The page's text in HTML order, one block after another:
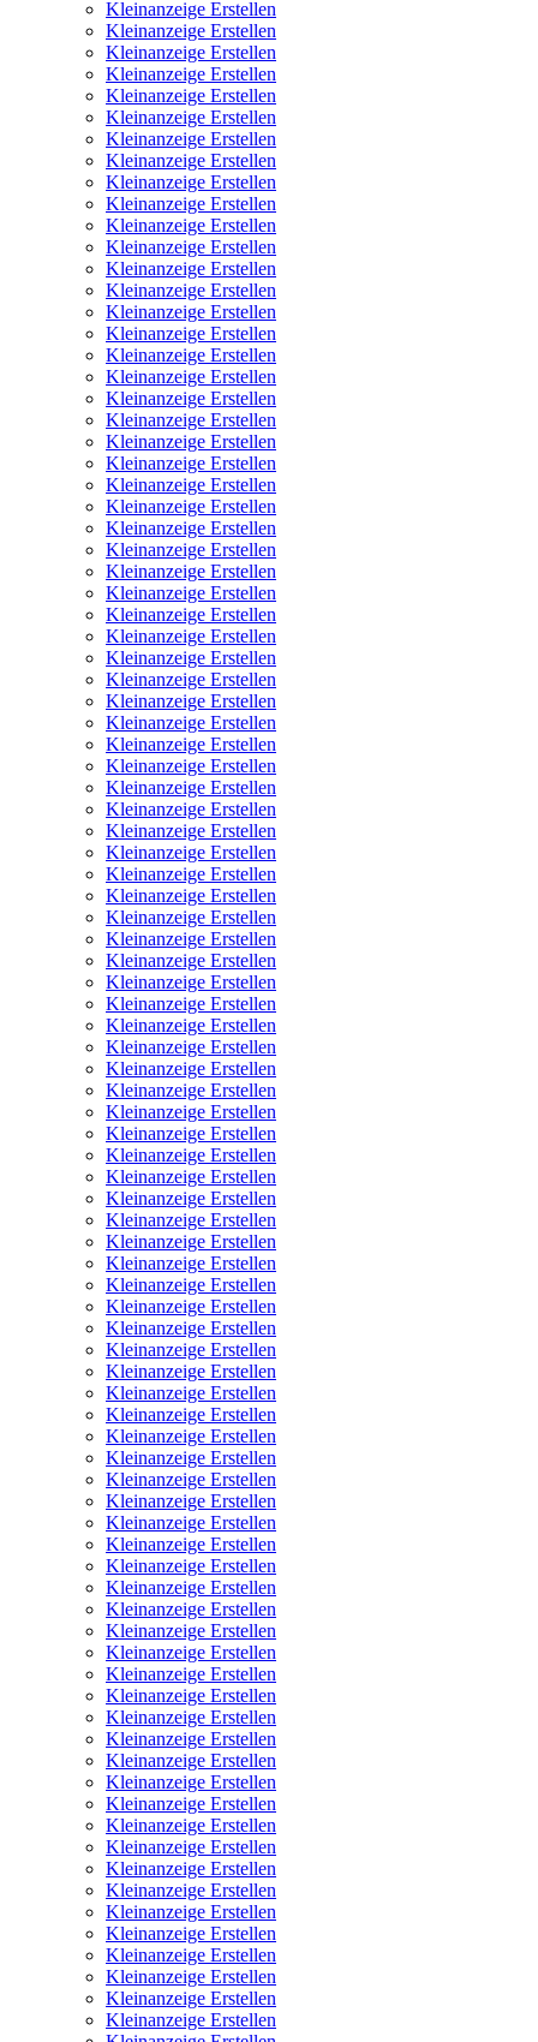
Kleinanzeige Erstellen
Kleinanzeige Erstellen
Kleinanzeige Erstellen
Kleinanzeige Erstellen
Kleinanzeige Erstellen
Kleinanzeige Erstellen
Kleinanzeige Erstellen
Kleinanzeige Erstellen
Kleinanzeige Erstellen
Kleinanzeige Erstellen
Kleinanzeige Erstellen
Kleinanzeige Erstellen
Kleinanzeige Erstellen
Kleinanzeige Erstellen
Kleinanzeige Erstellen
Kleinanzeige Erstellen
Kleinanzeige Erstellen
Kleinanzeige Erstellen
Kleinanzeige Erstellen
Kleinanzeige Erstellen
Kleinanzeige Erstellen
Kleinanzeige Erstellen
Kleinanzeige Erstellen
Kleinanzeige Erstellen
Kleinanzeige Erstellen
Kleinanzeige Erstellen
Kleinanzeige Erstellen
Kleinanzeige Erstellen
Kleinanzeige Erstellen
Kleinanzeige Erstellen
Kleinanzeige Erstellen
Kleinanzeige Erstellen
Kleinanzeige Erstellen
Kleinanzeige Erstellen
Kleinanzeige Erstellen
Kleinanzeige Erstellen
Kleinanzeige Erstellen
Kleinanzeige Erstellen
Kleinanzeige Erstellen
Kleinanzeige Erstellen
Kleinanzeige Erstellen
Kleinanzeige Erstellen
Kleinanzeige Erstellen
Kleinanzeige Erstellen
Kleinanzeige Erstellen
Kleinanzeige Erstellen
Kleinanzeige Erstellen
Kleinanzeige Erstellen
Kleinanzeige Erstellen
Kleinanzeige Erstellen
Kleinanzeige Erstellen
Kleinanzeige Erstellen
Kleinanzeige Erstellen
Kleinanzeige Erstellen
Kleinanzeige Erstellen
Kleinanzeige Erstellen
Kleinanzeige Erstellen
Kleinanzeige Erstellen
Kleinanzeige Erstellen
Kleinanzeige Erstellen
Kleinanzeige Erstellen
Kleinanzeige Erstellen
Kleinanzeige Erstellen
Kleinanzeige Erstellen
Kleinanzeige Erstellen
Kleinanzeige Erstellen
Kleinanzeige Erstellen
Kleinanzeige Erstellen
Kleinanzeige Erstellen
Kleinanzeige Erstellen
Kleinanzeige Erstellen
Kleinanzeige Erstellen
Kleinanzeige Erstellen
Kleinanzeige Erstellen
Kleinanzeige Erstellen
Kleinanzeige Erstellen
Kleinanzeige Erstellen
Kleinanzeige Erstellen
Kleinanzeige Erstellen
Kleinanzeige Erstellen
Kleinanzeige Erstellen
Kleinanzeige Erstellen
Kleinanzeige Erstellen
Kleinanzeige Erstellen
Kleinanzeige Erstellen
Kleinanzeige Erstellen
Kleinanzeige Erstellen
Kleinanzeige Erstellen
Kleinanzeige Erstellen
Kleinanzeige Erstellen
Kleinanzeige Erstellen
Kleinanzeige Erstellen
Kleinanzeige Erstellen
Kleinanzeige Erstellen